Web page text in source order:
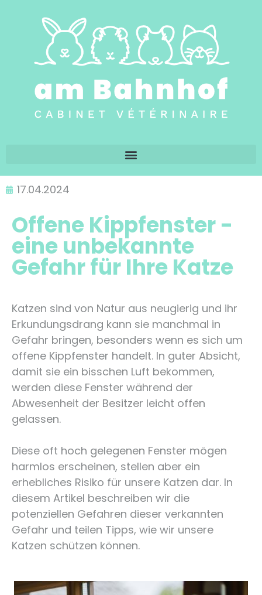
17.04.2024
Offene Kippfenster -
eine unbekannte
Gefahr für Ihre Katze
Katzen sind von Natur aus neugierig und ihr
Erkundungsdrang kann sie manchmal in
Gefahr bringen, besonders wenn es sich um
offene Kippfenster handelt. In guter Absicht,
damit sie ein bisschen Luft bekommen,
werden diese Fenster während der
Abwesenheit der Besitzer leicht offen
gelassen.
Diese oft hoch gelegenen Fenster mögen
harmlos erscheinen, stellen aber ein
erhebliches Risiko für unsere Katzen dar. In
diesem Artikel beschreiben wir die
potenziellen Gefahren dieser verkannten
Gefahr und teilen Tipps, wie wir unsere
Katzen schützen können.